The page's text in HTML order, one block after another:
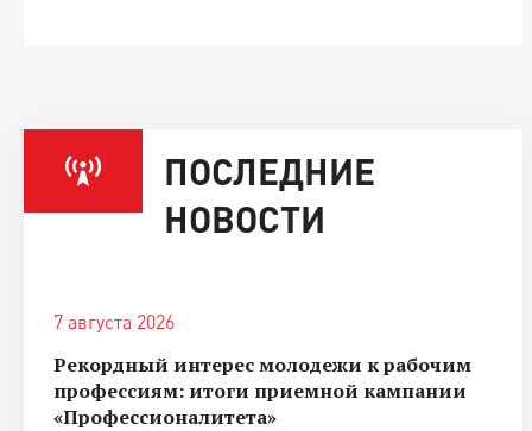
ПОСЛЕДНИЕ
НОВОСТИ
7 августа 2026
Рекордный интерес молодежи к рабочим
профессиям: итоги приемной кампании
«Профессионалитета»